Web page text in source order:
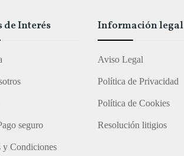
de Interés
seguro
y Condiciones
Información legal
Aviso Legal
Política de Privacidad
Política de Cookies
Resolución litigios